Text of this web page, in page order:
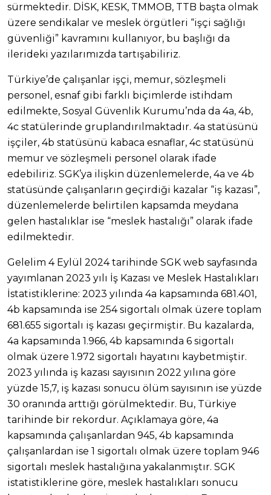
sürmektedir. DİSK, KESK, TMMOB, TTB başta olmak
üzere sendikalar ve meslek örgütleri “işçi sağlığı
güvenliği” kavramını kullanıyor, bu başlığı da
ilerideki yazılarımızda tartışabiliriz.
Türkiye’de çalışanlar işçi, memur, sözleşmeli
personel, esnaf gibi farklı biçimlerde istihdam
edilmekte, Sosyal Güvenlik Kurumu’nda da 4a, 4b,
4c statülerinde gruplandırılmaktadır. 4a statüsünü
işçiler, 4b statüsünü kabaca esnaflar, 4c statüsünü
memur ve sözleşmeli personel olarak ifade
edebiliriz. SGK’ya ilişkin düzenlemelerde, 4a ve 4b
statüsünde çalışanların geçirdiği kazalar “iş kazası”,
düzenlemelerde belirtilen kapsamda meydana
gelen hastalıklar ise “meslek hastalığı” olarak ifade
edilmektedir.
Gelelim 4 Eylül 2024 tarihinde SGK web sayfasında
yayımlanan 2023 yılı İş Kazası ve Meslek Hastalıkları
İstatistiklerine: 2023 yılında 4a kapsamında 681.401,
4b kapsamında ise 254 sigortalı olmak üzere toplam
681.655 sigortalı iş kazası geçirmiştir. Bu kazalarda,
4a kapsamında 1.966, 4b kapsamında 6 sigortalı
olmak üzere 1.972 sigortalı hayatını kaybetmiştir.
2023 yılında iş kazası sayısının 2022 yılına göre
yüzde 15,7, iş kazası sonucu ölüm sayısının ise yüzde
30 oranında arttığı görülmektedir. Bu, Türkiye
tarihinde bir rekordur. Açıklamaya göre, 4a
kapsamında çalışanlardan 945, 4b kapsamında
çalışanlardan ise 1 sigortalı olmak üzere toplam 946
sigortalı meslek hastalığına yakalanmıştır. SGK
istatistiklerine göre, meslek hastalıkları sonucu